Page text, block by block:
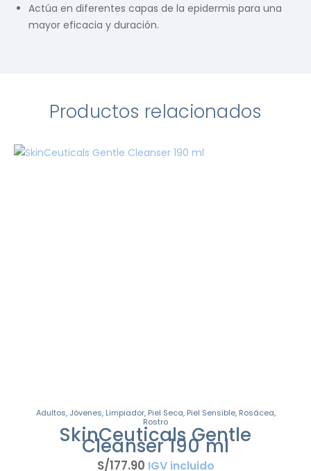
Actúa en diferentes capas de la epidermis para una
mayor eficacia y duración.
Productos relacionados
Adultos, Jóvenes, Limpiador, Piel Seca, Piel Sensible, Rosácea,
Rostro
SkinCeuticals Gentle
Cleanser 190 ml
S/177.90 IGV incluido